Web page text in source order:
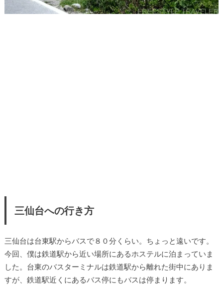
三仙台への行き方
三仙台は台東駅からバスで８０分くらい。ちょっと遠いです。
今回、僕は鉄道駅から近い場所にあるホステルに泊まっていま
した。台東のバスターミナルは鉄道駅から離れた街中にありま
すが、鉄道駅近くにあるバス停にもバスは停まります。